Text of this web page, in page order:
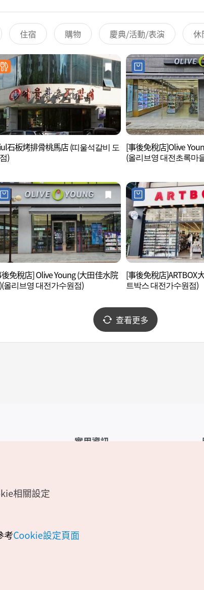
住宿 購物 慶典/活動/表演 休
石板烤排骨桃馬店 (띠울석갈비 도
)
[事後免稅店]Olive
(올리브영 대전초록마
免稅店] Olive Young (大田佳水院
올리브영 대전가수원점)
[事後免稅店]ARTBOX
트박스 대전가수원점)
查看更多
實用資訊
相關設定
考Cookie設定頁面